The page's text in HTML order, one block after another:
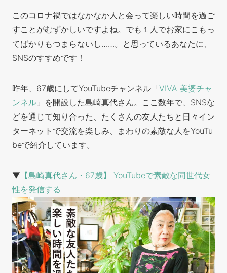
このコロナ禍ではなかなか人と会って楽しい時間を過ご
すことがむずかしいですよね。でも１人でお家にこもっ
てばかりもつまらないし……。と思っているあなたに、
SNSのすすめです！
昨年、67歳にしてYouTubeチャンネル「VIVA 美婆チャ
ンネル 」を開設した島崎真代さん。ここ数年で、SNSな
どを通じて知り合った、たくさんの友人たちと日々イン
ターネットで交流を楽しみ、まわりの素敵な人をYouTu
beで紹介しています。
▼ 【島崎真代さん・67歳】 YouTubeで素敵な同世代女
性を発信する